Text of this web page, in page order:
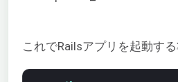
これでRailsアプリを起動す